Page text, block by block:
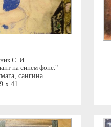
С. И.
на синем фоне."
сангина
x 41